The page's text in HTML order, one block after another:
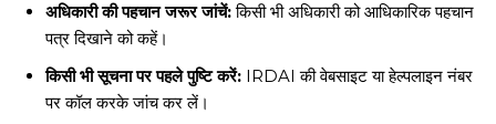
अधिकारी की पहचान जरूर जांचें:किसी भी अधिकारी को आधिकारिक पहचान
पत्र दिखाने को कहें।
किसी भी सूचना पर पहले पुष्टि करें: IRDAI की वेबसाइट या हेल्पलाइन नंबर
पर कॉल करके जांच कर लें।